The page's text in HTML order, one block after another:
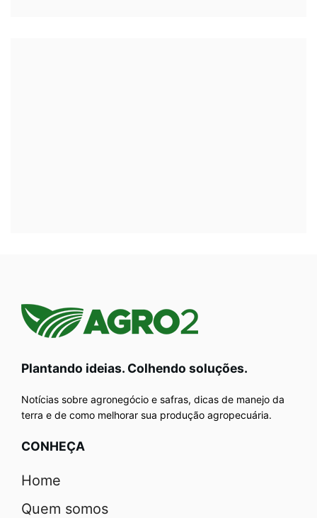
Plantando ideias. Colhendo soluções.
Notícias sobre agronegócio e safras, dicas de manejo da
terra e de como melhorar sua produção agropecuária.
CONHEÇA
Home
Quem somos